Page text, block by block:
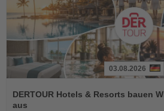
Sie
die
03.08.2026
DERTOUR Hotels & Resorts bauen
aus